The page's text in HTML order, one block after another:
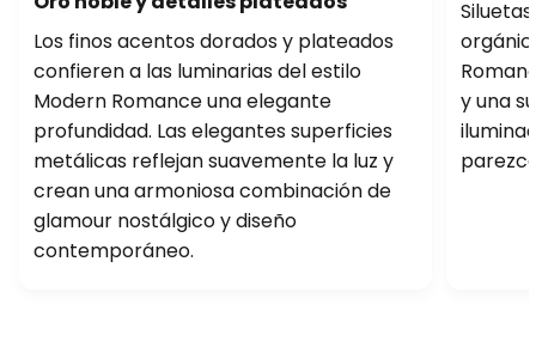
Los finos acentos dorados y plateados
confieren a las luminarias del estilo
Modern Romance una elegante
profundidad. Las elegantes superficies
metálicas reflejan suavemente la luz y
crean una armoniosa combinación de
glamour nostálgico y diseño
contemporáneo.
y una